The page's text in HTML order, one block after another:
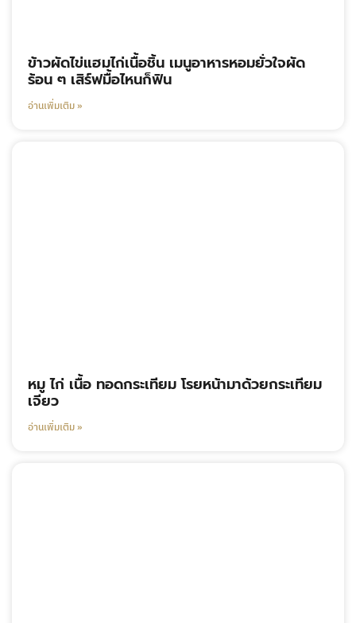
ข้าวผัดไข่แฮมไก่เนื้อชิ้น เมนูอาหารหอมยั่วใจผัด
ร้อน ๆ เสิร์ฟมื้อไหนก็ฟิน
อ่านเพิ่มเติม »
หมู ไก่ เนื้อ ทอดกระเทียม โรยหน้ามาด้วยกระเทียม
เจียว
อ่านเพิ่มเติม »